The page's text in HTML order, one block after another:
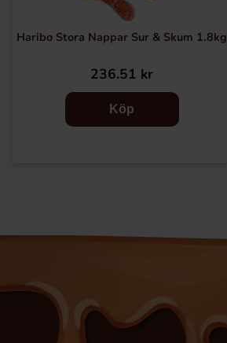
Haribo Stora Nappar Sur & Skum 1.8kg
236.51 kr
Köp